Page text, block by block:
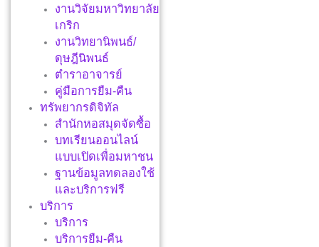
งานวิจัยมหาวิทยาลัย
เกริก
งานวิทยานิพนธ์/
ดุษฎีนิพนธ์
ตำราอาจารย์
คู่มือการยืม-คืน
ทรัพยากรดิจิทัล
สำนักหอสมุดจัดซื้อ
บทเรียนออนไลน์
แบบเปิดเพื่อมหาชน
ฐานข้อมูลทดลองใช้
และบริการฟรี
บริการ
บริการ
บริการยืม-คืน